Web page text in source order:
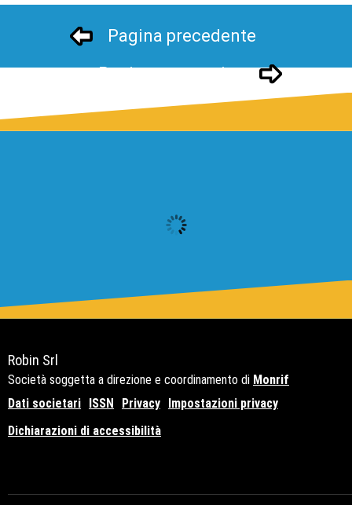
Pagina precedente
Pagina successivo
Robin Srl
Società soggetta a direzione e coordinamento di Monrif
Dati societari ISSN Privacy Impostazioni privacy
Dichiarazioni di accessibilità